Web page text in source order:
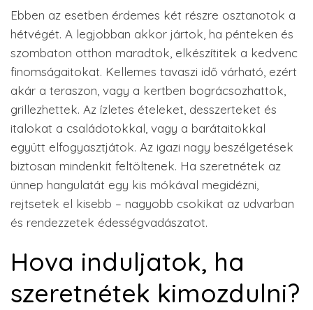
Ebben az esetben érdemes két részre osztanotok a
hétvégét. A legjobban akkor jártok, ha pénteken és
szombaton otthon maradtok, elkészítitek a kedvenc
finomságaitokat. Kellemes tavaszi idő várható, ezért
akár a teraszon, vagy a kertben bográcsozhattok,
grillezhettek. Az ízletes ételeket, desszerteket és
italokat a családotokkal, vagy a barátaitokkal
együtt elfogyasztjátok. Az igazi nagy beszélgetések
biztosan mindenkit feltöltenek. Ha szeretnétek az
ünnep hangulatát egy kis mókával megidézni,
rejtsetek el kisebb – nagyobb csokikat az udvarban
és rendezzetek édességvadászatot.
Hova induljatok, ha
szeretnétek kimozdulni?